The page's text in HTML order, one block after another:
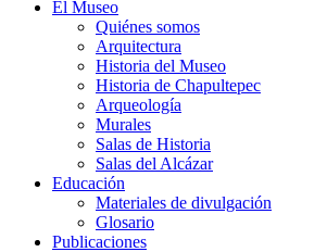
El Museo
Quiénes somos
Arquitectura
Historia del Museo
Historia de Chapultepec
Arqueología
Murales
Salas de Historia
Salas del Alcázar
Educación
Materiales de divulgación
Glosario
Publicaciones